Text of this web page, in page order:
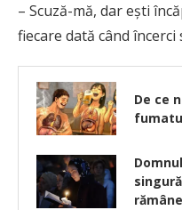
– Scuză-mă, dar eşti
fiecare dată când încerci
De ce